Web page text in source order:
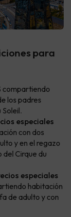
para
compartiendo
los padres
especiales
con dos
y en el regazo
Cirque du
especiales
habitación
de adulto y con